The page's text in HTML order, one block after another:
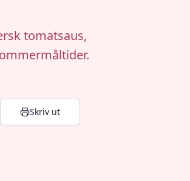
tomatsaus,
Skriv ut